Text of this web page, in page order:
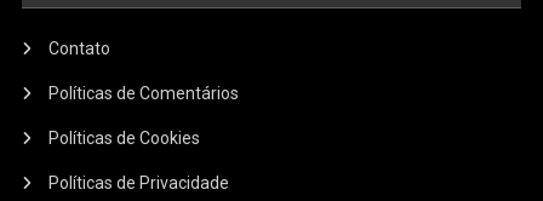
Contato
Políticas de Comentários
Políticas de Cookies
Políticas de Privacidade